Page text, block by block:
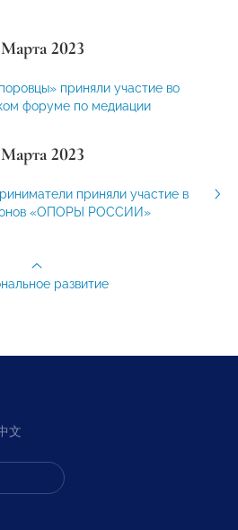
2023
приняли участие во
форуме по медиации
2023
приняли участие в
«ОПОРЫ РОССИИ»
развитие
文